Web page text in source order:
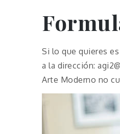
Si lo que quieres
a la dirección:
Arte Moderno no